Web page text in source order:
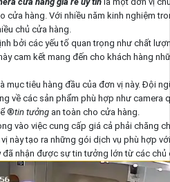
cửa hàng. Với nhiều năm kinh nghiệm
chủ cửa hàng.
bởi các yếu tố quan trọng như chất
cam kết mang đến cho khách hàng
mục tiêu hàng đầu của đơn vị này. Đội
về các sản phẩm phù hợp như camera
®️tin tưởngan toàn cho cửa hàng.
vào việc cung cấp giá cả phải chăng
này tạo ra những gói dịch vụ phù hợp
đã nhận được sự tin tưởng lớn từ các